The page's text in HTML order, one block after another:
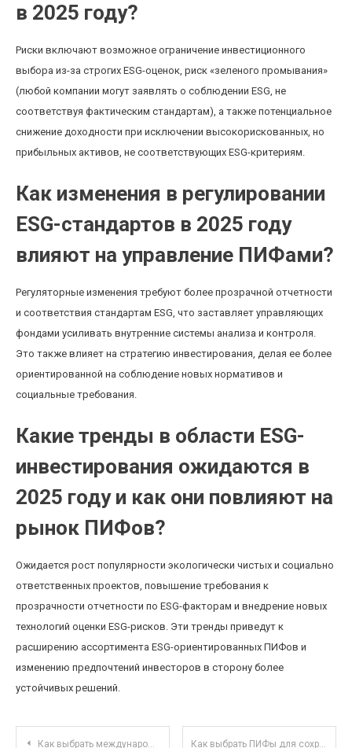
в 2025 году?
Риски включают возможное ограничение инвестиционного
выбора из-за строгих ESG-оценок, риск «зеленого промывания»
(любой компании могут заявлять о соблюдении ESG, не
соответствуя фактическим стандартам), а также потенциальное
снижение доходности при исключении высокорискованных, но
прибыльных активов, не соответствующих ESG-критериям.
Как изменения в регулировании
ESG-стандартов в 2025 году
влияют на управление ПИФами?
Регуляторные изменения требуют более прозрачной отчетности
и соответствия стандартам ESG, что заставляет управляющих
фондами усиливать внутренние системы анализа и контроля.
Это также влияет на стратегию инвестирования, делая ее более
ориентированной на соблюдение новых нормативов и
социальные требования.
Какие тренды в области ESG-
инвестирования ожидаются в
2025 году и как они повлияют на
рынок ПИФов?
Ожидается рост популярности экологически чистых и социально
ответственных проектов, повышение требования к
прозрачности отчетности по ESG-факторам и внедрение новых
технологий оценки ESG-рисков. Эти тренды приведут к
расширению ассортимента ESG-ориентированных ПИФов и
изменению предпочтений инвесторов в сторону более
устойчивых решений.
Как выбрать международные ETF для диверсификации начинающего инвестора Как выбрать ПИФы для сохранения капиталов при инфляции в условиях нестабильной экономики